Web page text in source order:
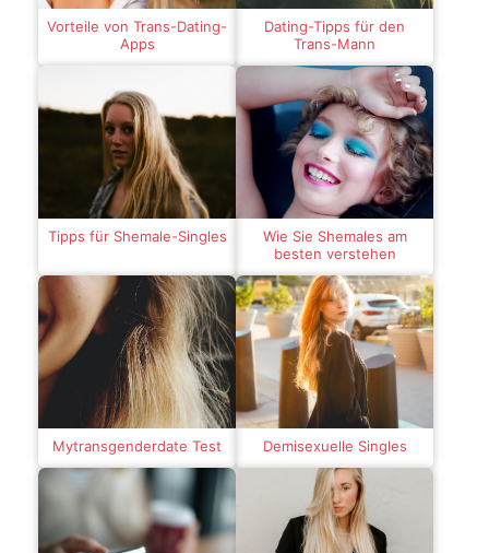
Vorteile von Trans-Dating-
Apps
Dating-Tipps für den
Trans-Mann
Tipps für Shemale-Singles
Wie Sie Shemales am
besten verstehen
Mytransgenderdate Test Demisexuelle Singles